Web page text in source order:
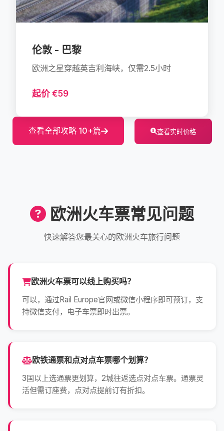
伦敦 - 巴黎
欧洲之星穿越英吉利海峡，仅需2.5小时
起价 €59
查看全部攻略 10+篇 查看实时价格
欧洲火车票常见问题
快速解答您最关心的欧洲火车旅行问题
欧洲火车票可以线上购买吗？
可以，通过Rail Europe官网或微信小程序即可预订，支
持微信支付，电子车票即时出票。
欧铁通票和点对点车票哪个划算？
3国以上选通票更划算，2城往返选点对点车票。通票灵
活但需订座费，点对点提前订有折扣。